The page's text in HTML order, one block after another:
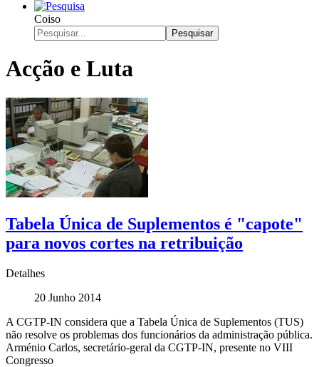
Coiso
Pesquisar
Acção e Luta
Tabela Única de Suplementos é "capote"
para novos cortes na retribuição
Detalhes
20 Junho 2014
A CGTP-IN considera que a Tabela Única de Suplementos (TUS)
não resolve os problemas dos funcionários da administração pública.
Arménio Carlos, secretário-geral da CGTP-IN, presente no VIII
Congresso